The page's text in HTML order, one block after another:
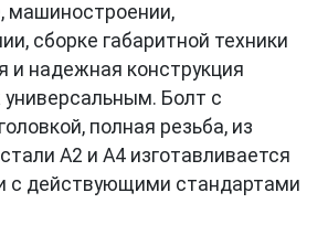
машиностроении,
сборке габаритной техники
и надежная конструкция
Болт с
полная резьба, из
A2 и A4 изготавливается
с действующими стандартами